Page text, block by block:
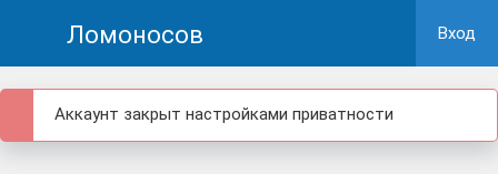
Ломоносов Вход
Аккаунт закрыт настройками приватности